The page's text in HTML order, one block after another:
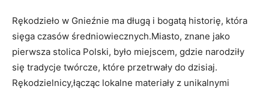
Rękodzieło w Gnieźnie ma długą i bogatą historię, która
sięga czasów​ średniowiecznych.Miasto, ⁤znane‍ jako
pierwsza stolica Polski, było ‌miejscem, gdzie⁣ narodziły
się⁣ tradycje twórcze, które przetrwały do dzisiaj.
Rękodzielnicy,łącząc lokalne materiały​ z unikalnymi